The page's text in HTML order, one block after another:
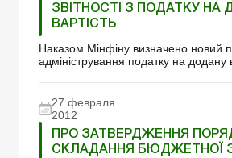
ЗВІТНОСТІ З ПОДАТКУ НА
ВАРТІСТЬ
Наказом Мінфіну визначено новий
адміністрування податку на додану
27 февраля
2012
ПРО ЗАТВЕРДЖЕННЯ
СКЛАДАННЯ БЮДЖЕТНОЇ